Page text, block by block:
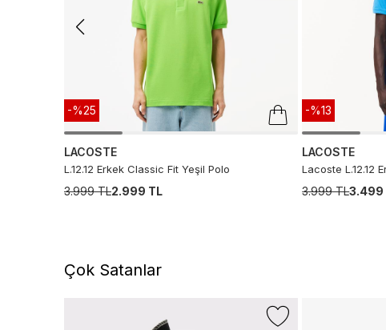
-%25
LACOSTE
L.12.12 Erkek Classic Fit Yeşil Polo
3.999 TL2.999 TL
-%13
LACOSTE
Lacoste L.12.12
3.999 TL3.499
Çok Satanlar